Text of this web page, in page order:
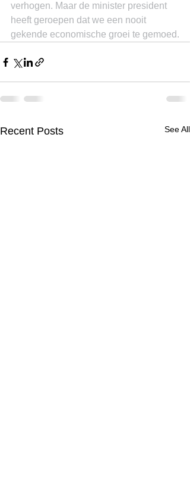
verhogen. Maar de minister president
heeft geroepen dat we een nooit
gekende economische groei te gemoed.
Recent Posts See All